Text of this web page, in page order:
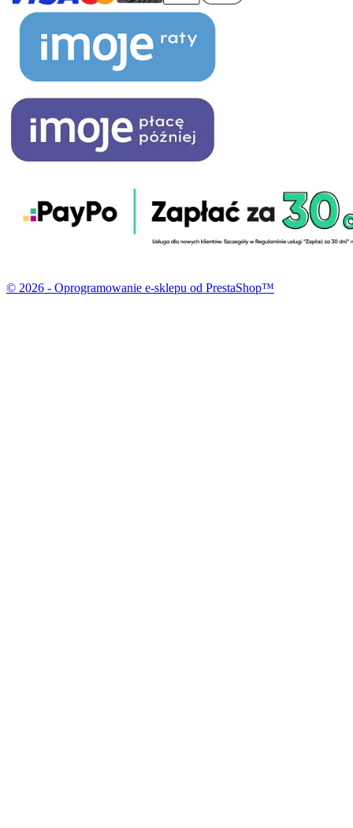
© 2026 - Oprogramowanie e-sklepu od PrestaShop™